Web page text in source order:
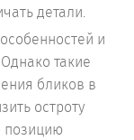
детали.
и
такие
бликов в
остроту
позицию